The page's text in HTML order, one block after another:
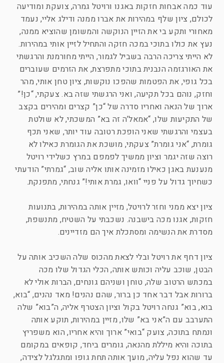
עוד כמה אבחות חזקות באגנו ורויטל גמרה, צועקת ומודיעה
לכולם, ציון שלף במהירות את אברו ממנה ודילג אליי, נעמד
מאחורי ותקע בי את הזיין הנוקשה והמשומן שהוציא ממנה,
נעץ את כולו בתוכי במכה חזקה והתחיל לזיין אותי במהירות.
לא הייתי צריכה הרבה בשביל לגמור, הייתי מחורמנת והרגשתי
את האורגזמה הנבנית בתוכי מתפרצת, את הזרמים שעוברים
בכל גופי, את הפטמות שהפכו נוקשות, ציון טחן אותי, מהר
וחזק, נוהם בכל תקיעה, ואני הרגשתי שזה בא. צעקתי, “כן!”
ארוך של הנאה ואחריו סדרה של “כן” קצרים ומהירים בקצב
של התקיעות שלו, “אמאל’ה זה בא” המשכתי, לא שולטת
בעצמי והרגשתי שאני הופכת רטובה עוד יותר, שאני תכף
גומרת, “אני גומרת” צעקתי, מושכת את הגומרת כאילו לא
רוצה שזה יגמר וציון ממשיך לפמפם במרץ כשלידי רויטל
מנענעת באגן כאילו מזמינה אותו אליה שוב, “גמרתי” הודעתי
כשחיוך גדול על פניי “וואו, גמרת אותי!” גנחתי, מתפנקת.
ציון יצא ממני וחזר לרויטל, מזיין אותה במהירות, בתנועות
חזקות, אגנו מכה בישבנה. נשכבתי על השטיח, מתנשפת,
מסדרת את הנשימה ומסתכלת איך הם מזדיינים.
ציון דחף את רויטל ובלי לצאת מהכוס שלה השכיב אותה על
הבטן, שוכב עליה וכותש אותה, הכלי הגדול שלו מכה
במכתש הרטוב שלה, טוחן ושניהם גונחים, הברות אולי לא
ברורות אבל דבר אחד כן ברור, שהם נהנים! מאד נהנים, “בוא,
בוא, בוא” גנחה רויטל בקול וציון הצטרף אליה, ה”בוא” שלה
התערבב עם ה”אני בא” שלו, מזיין במהירות, תוקע אותה
ונמתח בתוכה, צועק “בואי” ארוך והיא אחריו, הוא משפריץ
בתוכה והיא מיללת מהנאה, גומרים ביחד, קופאים במקומם
עד שהוא נפל עליה, מועך אותה תחת גופו ומתגלגל לצידה,